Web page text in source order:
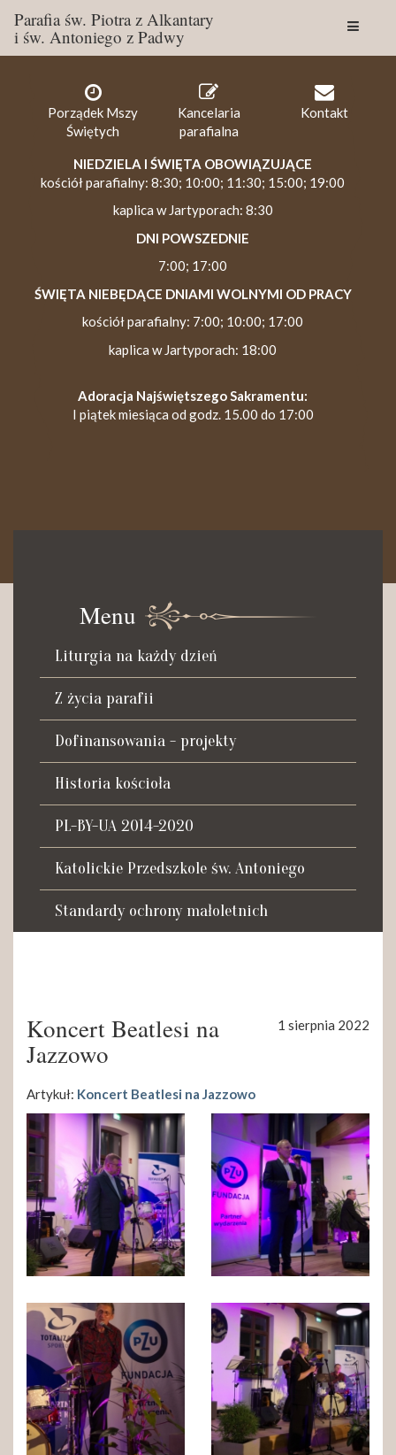
Parafia św. Piotra z Alkantary
i św. Antoniego z Padwy
Porządek Mszy
Świętych
Kancelaria
parafialna
Kontakt
NIEDZIELA I ŚWIĘTA OBOWIĄZUJĄCE
kościół parafialny: 8:30; 10:00; 11:30; 15:00; 19:00
kaplica w Jartyporach: 8:30
DNI POWSZEDNIE
7:00; 17:00
ŚWIĘTA NIEBĘDĄCE DNIAMI WOLNYMI OD PRACY
kościół parafialny: 7:00; 10:00; 17:00
kaplica w Jartyporach: 18:00
Adoracja Najświętszego Sakramentu:
I piątek miesiąca od godz. 15.00 do 17:00
Czynna od poniedziałku do soboty do godz. 8.30 oraz po Mszy
św. wieczornej do godz. 18.00.
Telefon dyżurny: +48 665 034 305
Zwiedzanie kościoła i ekspozycji muzealnej:
kustosz-przewodnik
Roman Postek + 48 667 684 406
Parafia św. Piotra z Alkantary
i św. Antoniego z Padwy
Tadeusza Kościuszki 27a
07-100 Węgrów
e-mail:rkosk@op.pl; wegrow.klasztor@drohiczynska.pl
Numer konta:
59 9236 0008 0012 8645 2000 0010
Menu
Liturgia na każdy dzień
Z życia parafii
Dofinansowania - projekty
Historia kościoła
PL-BY-UA 2014-2020
Katolickie Przedszkole św. Antoniego
Standardy ochrony małoletnich
1 sierpnia 2022
Koncert Beatlesi na
Jazzowo
Artykuł: Koncert Beatlesi na Jazzowo